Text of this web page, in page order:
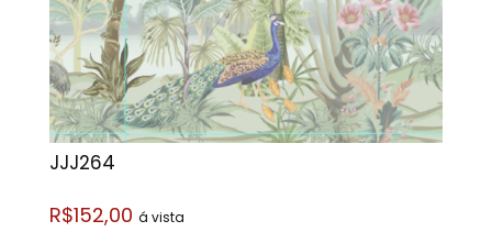
JJJ264
R$152,00 á vista